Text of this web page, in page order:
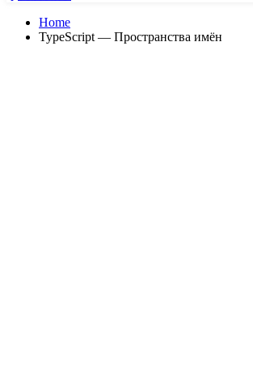
Home
TypeScript — Пространства имён